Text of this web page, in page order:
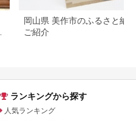
岡山県 美作市のふるさと納
ご紹介
ランキングから探す
人気ランキング